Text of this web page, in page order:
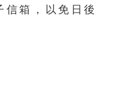
信箱，以免日後